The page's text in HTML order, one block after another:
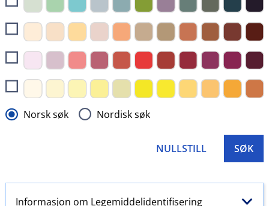
Norsk søk Nordisk søk
NULLSTILL SØK
Informasjon om Legemiddelidentifisering